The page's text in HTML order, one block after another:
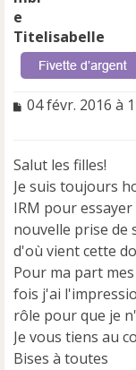
Titelisabelle
M
a
g
e
n
o
n
l
u
04 févr. 2016 à
Salut les filles!
Je suis toujours
IRM pour
nouvelle prise de
d'où vient cette
Pour ma part
fois j'ai
rôle pour que je
Je vous tiens au
Bises à toutes